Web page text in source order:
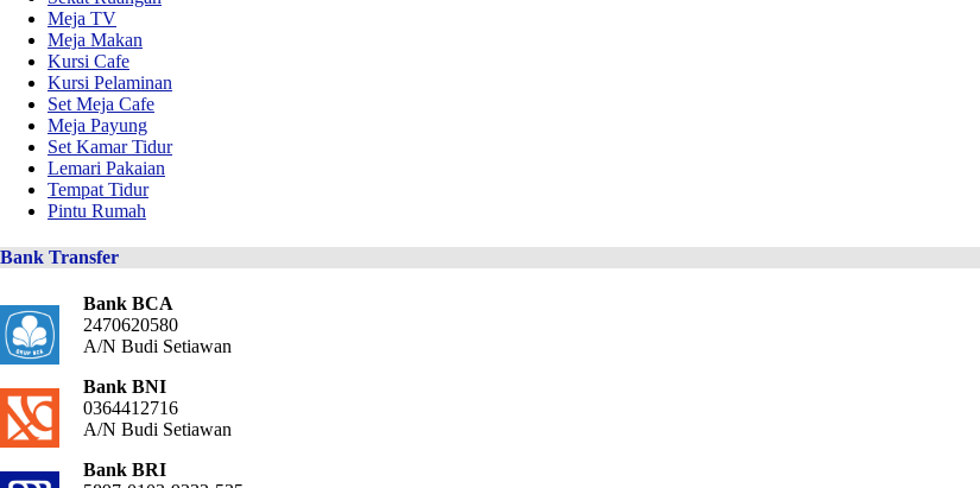
Meja TV
Meja Makan
Kursi Cafe
Kursi Pelaminan
Set Meja Cafe
Meja Payung
Set Kamar Tidur
Lemari Pakaian
Tempat Tidur
Pintu Rumah
Bank Transfer
Bank BCA
2470620580
A/N Budi Setiawan
Bank BNI
0364412716
A/N Budi Setiawan
Bank BRI